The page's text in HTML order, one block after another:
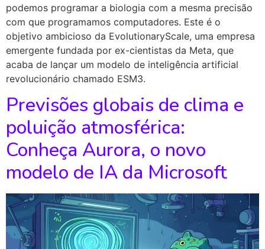
podemos programar a biologia com a mesma precisão
com que programamos computadores. Este é o
objetivo ambicioso da EvolutionaryScale, uma empresa
emergente fundada por ex-cientistas da Meta, que
acaba de lançar um modelo de inteligência artificial
revolucionário chamado ESM3.
Previsões globais de clima e
poluição atmosférica:
Conheça Aurora, o novo
modelo de IA da Microsoft